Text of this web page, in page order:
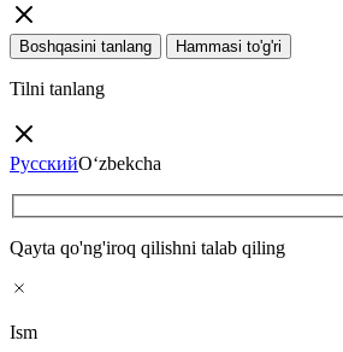
Boshqasini tanlang Hammasi to'g'ri
Tilni tanlang
РусскийO‘zbekcha
Qayta qo'ng'iroq qilishni talab qiling
Ism